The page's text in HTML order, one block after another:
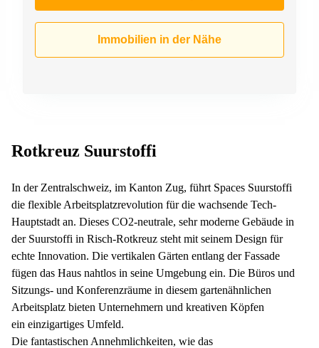
Immobilien in der Nähe
Rotkreuz Suurstoffi
In der Zentralschweiz, im Kanton Zug, führt Spaces Suurstoffi
die flexible Arbeitsplatzrevolution für die wachsende Tech-
Hauptstadt an. Dieses CO2-neutrale, sehr moderne Gebäude in
der Suurstoffi in Risch-Rotkreuz steht mit seinem Design für
echte Innovation. Die vertikalen Gärten entlang der Fassade
fügen das Haus nahtlos in seine Umgebung ein. Die Büros und
Sitzungs- und Konferenzräume in diesem gartenähnlichen
Arbeitsplatz bieten Unternehmern und kreativen Köpfen
ein einzigartiges Umfeld.
Die fantastischen Annehmlichkeiten, wie das